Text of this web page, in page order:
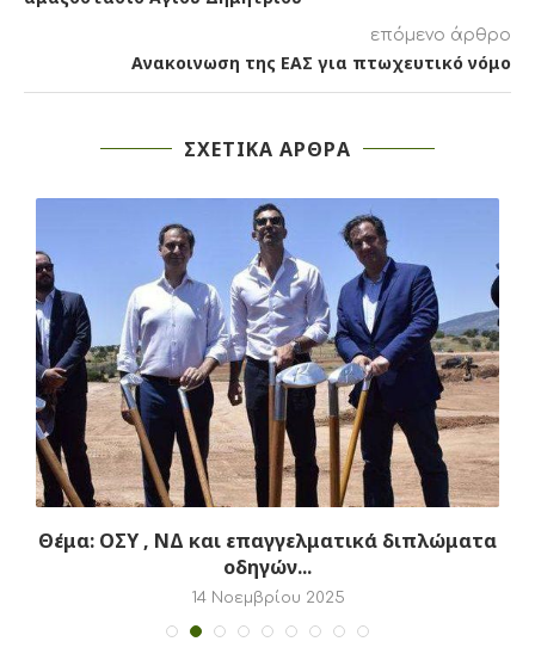
επόμενο άρθρο
Ανακοινωση της ΕΑΣ για πτωχευτικό νόμο
ΣΧΕΤΙΚΑ ΑΡΘΡΑ
Θέμα: ΟΣΥ , ΝΔ και επαγγελματικά διπλώματα
οδηγών...
14 Νοεμβρίου 2025